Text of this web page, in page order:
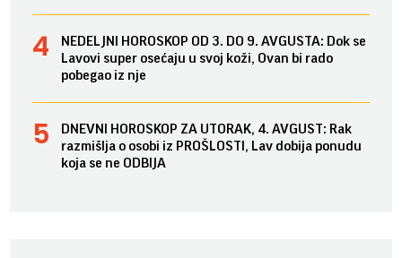
NEDELJNI HOROSKOP OD 3. DO 9. AVGUSTA: Dok se
Lavovi super osećaju u svoj koži, Ovan bi rado
pobegao iz nje
DNEVNI HOROSKOP ZA UTORAK, 4. AVGUST: Rak
razmišlja o osobi iz PROŠLOSTI, Lav dobija ponudu
koja se ne ODBIJA